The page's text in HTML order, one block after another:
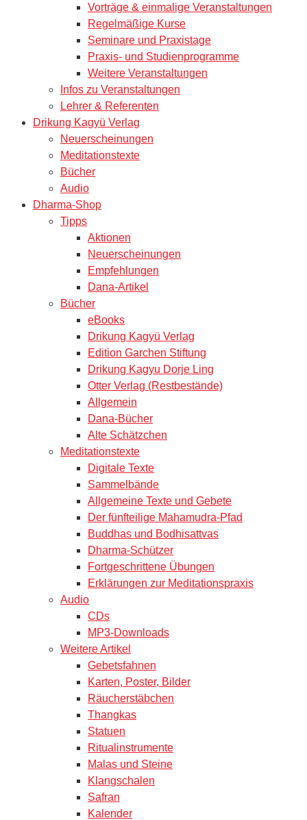
Vorträge & einmalige Veranstaltungen
Regelmäßige Kurse
Seminare und Praxistage
Praxis- und Studienprogramme
Weitere Veranstaltungen
Infos zu Veranstaltungen
Lehrer & Referenten
Drikung Kagyü Verlag
Neuerscheinungen
Meditationstexte
Bücher
Audio
Dharma-Shop
Tipps
Aktionen
Neuerscheinungen
Empfehlungen
Dana-Artikel
Bücher
eBooks
Drikung Kagyü Verlag
Edition Garchen Stiftung
Drikung Kagyu Dorje Ling
Otter Verlag (Restbestände)
Allgemein
Dana-Bücher
Alte Schätzchen
Meditationstexte
Digitale Texte
Sammelbände
Allgemeine Texte und Gebete
Der fünfteilige Mahamudra-Pfad
Buddhas und Bodhisattvas
Dharma-Schützer
Fortgeschrittene Übungen
Erklärungen zur Meditationspraxis
Audio
CDs
MP3-Downloads
Weitere Artikel
Gebetsfahnen
Karten, Poster, Bilder
Räucherstäbchen
Thangkas
Statuen
Ritualinstrumente
Malas und Steine
Klangschalen
Safran
Kalender